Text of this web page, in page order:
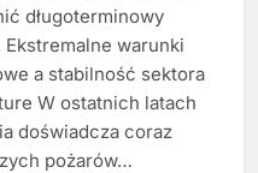
długoterminowy
Ekstremalne warunki
a stabilność sektora
W ostatnich latach
doświadcza coraz
pożarów…